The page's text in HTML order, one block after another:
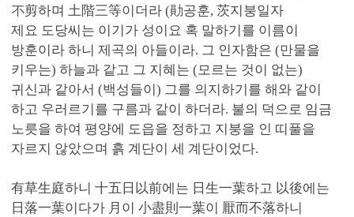
不剪하며 土階三等이더라 (勛공훈, 茨지붕일자
제요 도당씨는 이기가 성이요 혹 말하기를 이름이
방훈이라 하니 제곡의 아들이라. 그 인자함은 (만물을
키우는) 하늘과 같고 그 지혜는 (모르는 것이 없는)
귀신과 같아서 (백성들이) 그를 의지하기를 해와 같이
하고 우러르기를 구름과 같이 하더라. 불의 덕으로 임금
노릇을 하여 평양에 도읍을 정하고 지붕을 인 띠풀을
자르지 않았으며 흙 계단이 세 계단이었다.
有草生庭하니 十五日以前에는 日生一葉하고 以後에는
日落一葉이다가 月이 小盡則一葉이 厭而不落하니